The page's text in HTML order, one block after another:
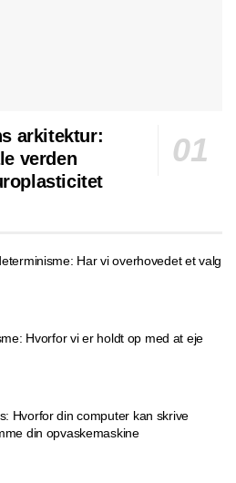
arkitektur:
verden
Har vi overhovedet et valg
Hvorfor vi er holdt op med at eje
Hvorfor din computer kan skrive
din opvaskemaskine